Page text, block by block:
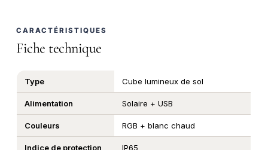
CARACTÉRISTIQUES
Fiche technique
Type Cube lumineux de sol
Alimentation Solaire + USB
Couleurs RGB + blanc chaud
Indice de protection IP65